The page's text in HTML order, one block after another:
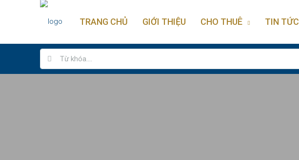
TRANG CHỦ GIỚI THIỆU CHO THUÊ TIN TỨC